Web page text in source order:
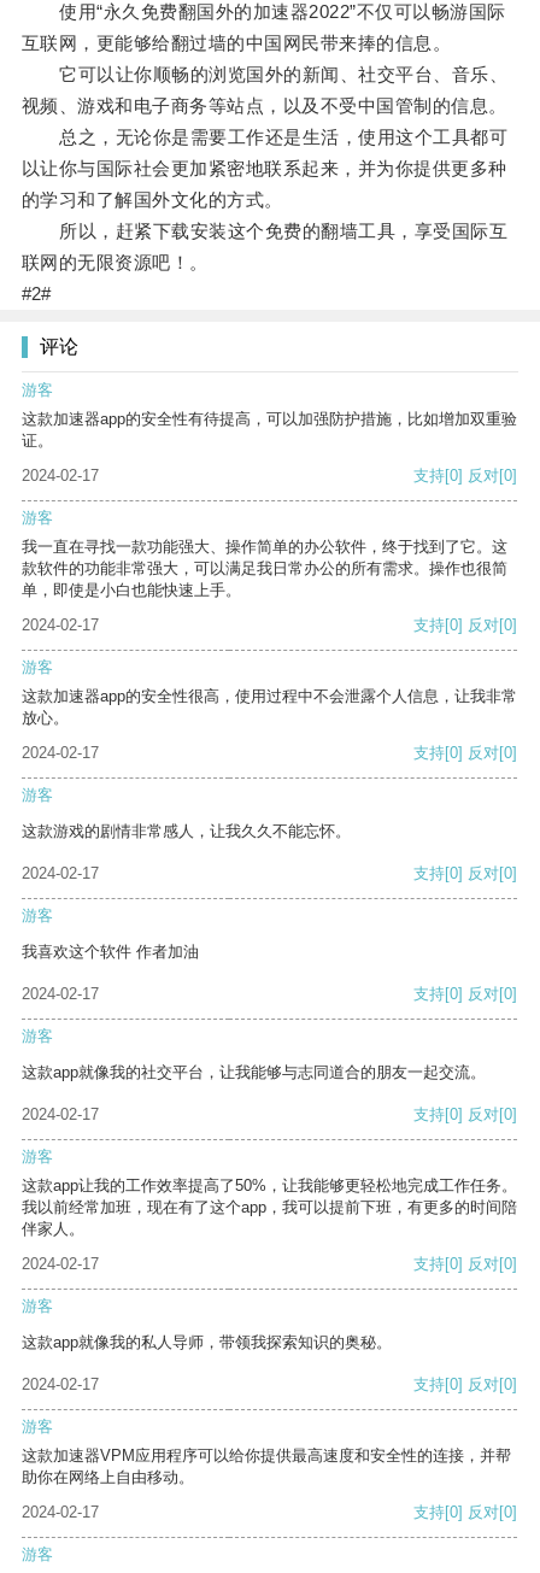
使用“永久免费翻国外的加速器2022”不仅可以畅游国际
互联网，更能够给翻过墙的中国网民带来捧的信息。
它可以让你顺畅的浏览国外的新闻、社交平台、音乐、
视频、游戏和电子商务等站点，以及不受中国管制的信息。
总之，无论你是需要工作还是生活，使用这个工具都可
以让你与国际社会更加紧密地联系起来，并为你提供更多种
的学习和了解国外文化的方式。
所以，赶紧下载安装这个免费的翻墙工具，享受国际互
联网的无限资源吧！。
#2#
评论
游客
这款加速器app的安全性有待提高，可以加强防护措施，比如增加双重验
证。
2024-02-17
支持[0] 反对[0]
游客
我一直在寻找一款功能强大、操作简单的办公软件，终于找到了它。这
款软件的功能非常强大，可以满足我日常办公的所有需求。操作也很简
单，即使是小白也能快速上手。
2024-02-17
支持[0] 反对[0]
游客
这款加速器app的安全性很高，使用过程中不会泄露个人信息，让我非常
放心。
2024-02-17
支持[0] 反对[0]
游客
这款游戏的剧情非常感人，让我久久不能忘怀。
2024-02-17 支持[0] 反对[0]
游客
我喜欢这个软件 作者加油
2024-02-17 支持[0] 反对[0]
游客
这款app就像我的社交平台，让我能够与志同道合的朋友一起交流。
2024-02-17 支持[0] 反对[0]
游客
这款app让我的工作效率提高了50%，让我能够更轻松地完成工作任务。
我以前经常加班，现在有了这个app，我可以提前下班，有更多的时间陪
伴家人。
2024-02-17
支持[0] 反对[0]
游客
这款app就像我的私人导师，带领我探索知识的奥秘。
2024-02-17 支持[0] 反对[0]
游客
这款加速器VPM应用程序可以给你提供最高速度和安全性的连接，并帮
助你在网络上自由移动。
2024-02-17
支持[0] 反对[0]
游客